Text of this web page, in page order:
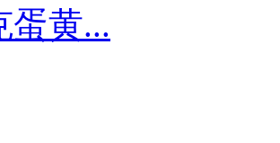
蛋黄...